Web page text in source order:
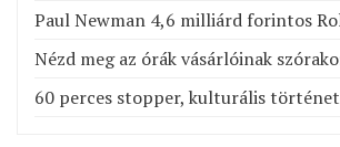
Paul Newman 4,6 milliárd forintos
Nézd meg az órák vásárlóinak
60 perces stopper, kulturális történet